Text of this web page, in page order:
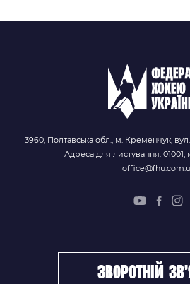
3960, Полтавська обл., м. Кременчук,
Адреса для листування: 01001,
зворотній